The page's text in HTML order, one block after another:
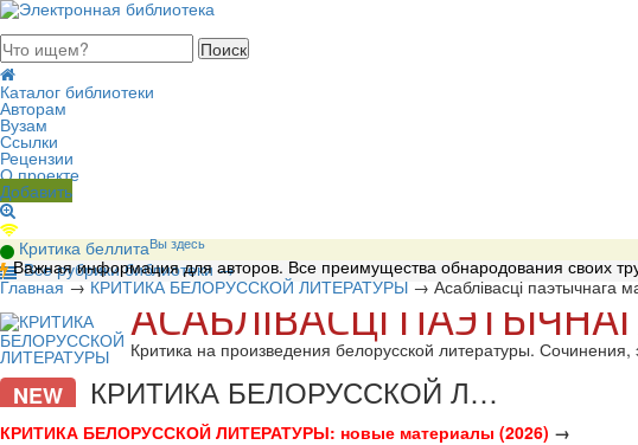
2026, четверг
Каталог библиотеки
Авторам
Вузам
Ссылки
Рецензии
О проекте
Добавить
Критика беллитаВы здесь
Все рубрики библиотеки →
Важная информация для авторов. Все преимущества обнародования своих
Главная→КРИТИКА БЕЛОРУССКОЙ ЛИТЕРАТУРЫ → Асаблівасці паэтычнага
АСАБЛІВАСЦІ
Критика на произведения белорусской литературы. Сочинения,
NEW КРИТИКА БЕЛОРУССКОЙ ЛИТЕРАТУРЫ
КРИТИКА БЕЛОРУССКОЙ ЛИТЕРАТУРЫ: новые материалы (2026) →